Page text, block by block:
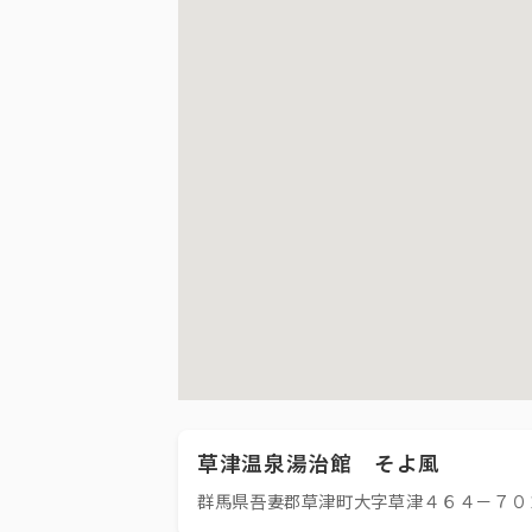
草津温泉湯治館 そよ風
群馬県吾妻郡草津町大字草津４６４－７０